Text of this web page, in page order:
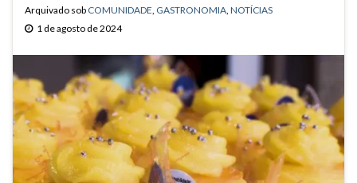
Arquivado sob COMUNIDADE GASTRONOMIA NOTÍCIAS
1 de agosto de 2024